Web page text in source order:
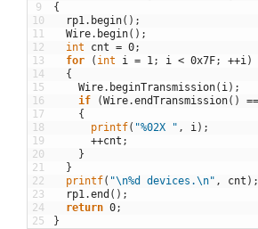
9
10
11
12
13
14
15
16
17
18
19
20
21
22
23
24
25
{
rp1. begin( ) ;
Wire. begin( ) ;
int
cnt = 0;
for
( int i = 1; i < 0x7F; ++i)
{
Wire. beginTransmission( i) ;
if
(Wire.endTransmission( ) ==
{
printf( "%02X " , i) ;
++cnt ;
}
}
printf( "\n%d devices.\n" , cnt ) ;
rp1.end ( ) ;
return 0;
}